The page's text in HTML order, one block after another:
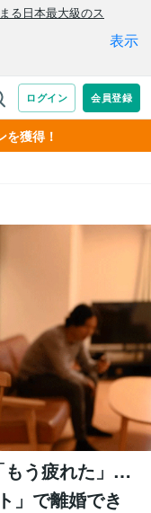
獲得！
もう疲れた」…
」で離婚でき